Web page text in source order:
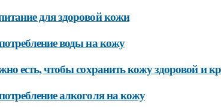
для здоровой кожи
воды на кожу
есть, чтобы сохранить кожу здоровой и
алкоголя на кожу